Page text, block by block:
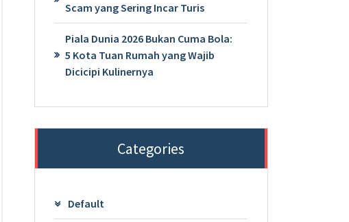
Scam yang Sering Incar Turis
Piala Dunia 2026 Bukan Cuma Bola:
5 Kota Tuan Rumah yang Wajib
Dicicipi Kulinernya
Categories
Default